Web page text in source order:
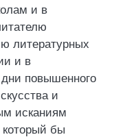
и в
литературных
и в
повышенного
и
исканиям
который бы